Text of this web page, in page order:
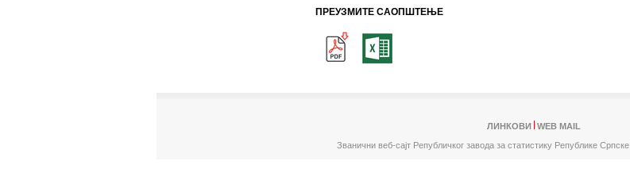
ПРЕУЗМИТЕ САОПШТЕЊЕ
ЛИНКОВИ
WEB MAIL
Званични веб-сајт Републичког завода за статистику Републике Српске,